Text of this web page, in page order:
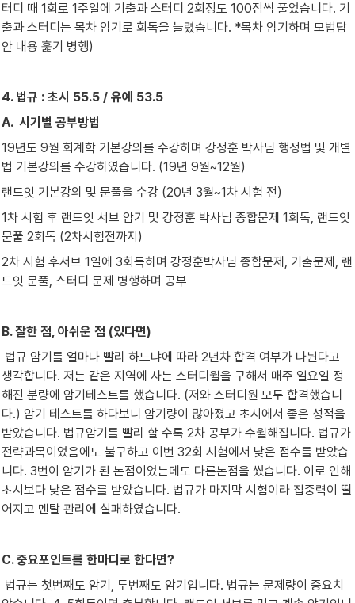
터디 때 1회로 1주일에 기출과 스터디 2회정도 100점씩 풀었습니다. 기
출과 스터디는 목차 암기로 회독을 늘렸습니다. *목차 암기하며 모법답
안 내용 훑기 병행)
4. 법규 : 초시 55.5 / 유예 53.5
A.  시기별 공부방법
19년도 9월 회계학 기본강의를 수강하며 강정훈 박사님 행정법 및 개별
법 기본강의를 수강하였습니다. (19년 9월~12월)
랜드잇 기본강의 및 문풀을 수강 (20년 3월~1차 시험 전)
1차 시험 후 랜드잇 서브 암기 및 강정훈 박사님 종합문제 1회독, 랜드잇
문풀 2회독 (2차시험전까지)
2차 시험 후서브 1일에 3회독하며 강정훈박사님 종합문제, 기출문제, 랜
드잇 문풀, 스터디 문제 병행하며 공부
B. 잘한 점, 아쉬운 점 (있다면)
생각합니다. 저는 같은 지역에 사는 스터디월을 구해서 매주 일요일 정
해진 분량에 암기테스트를 했습니다. (저와 스터디원 모두 합격했습니
다.) 암기 테스트를 하다보니 암기량이 많아졌고 초시에서 좋은 성적을
받았습니다. 법규암기를 빨리 할 수록 2차 공부가 수월해집니다. 법규가
전략과목이었음에도 불구하고 이번 32회 시험에서 낮은 점수를 받았습
니다. 3번이 암기가 된 논점이었는데도 다른논점을 썼습니다. 이로 인해
초시보다 낮은 점수를 받았습니다. 법규가 마지막 시험이라 집중력이 떨
어지고 멘탈 관리에 실패하였습니다.
C. 중요포인트를 한마디로 한다면?